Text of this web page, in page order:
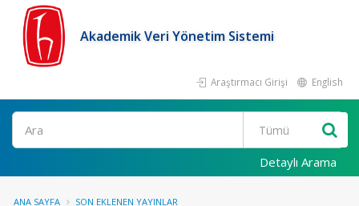
Akademik Veri Yönetim Sistemi
Araştırmacı Girişi English
Ara
Detaylı Arama
ANA SAYFA SON EKLENEN YAYINLAR